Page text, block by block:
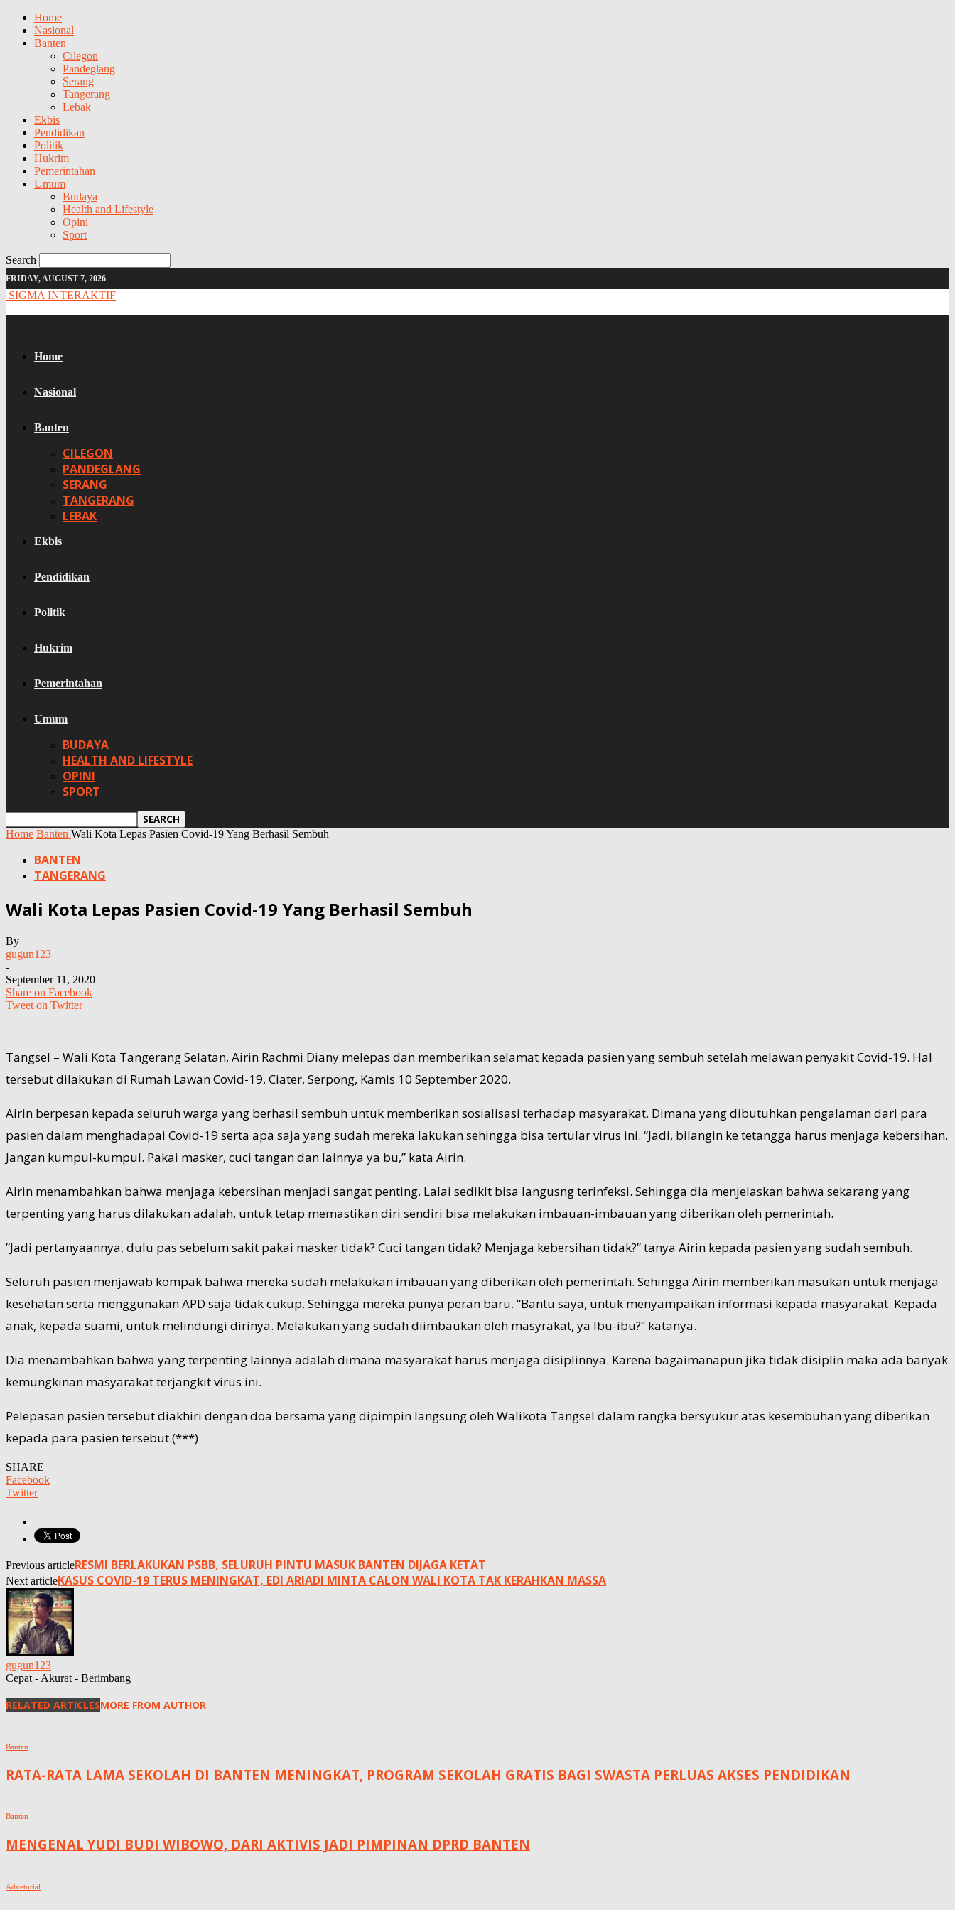
Home
Nasional
Banten
Cilegon
Pandeglang
Serang
Tangerang
Lebak
Ekbis
Pendidikan
Politik
Hukrim
Pemerintahan
Umum
Budaya
Health and Lifestyle
Opini
Sport
Search
FRIDAY, AUGUST 7, 2026
SIGMA INTERAKTIF
Home
Nasional
Banten
CILEGON
PANDEGLANG
SERANG
TANGERANG
LEBAK
Ekbis
Pendidikan
Politik
Hukrim
Pemerintahan
Umum
BUDAYA
HEALTH AND LIFESTYLE
OPINI
SPORT
Home Banten Wali Kota Lepas Pasien Covid-19 Yang Berhasil Sembuh
BANTEN
TANGERANG
Wali Kota Lepas Pasien Covid-19 Yang Berhasil Sembuh
By
gugun123
-
September 11, 2020
Share on Facebook
Tweet on Twitter
Tangsel – Wali Kota Tangerang Selatan, Airin Rachmi Diany melepas dan memberikan selamat kepada pasien yang sembuh setelah melawan penyakit Covid-19. Hal
tersebut dilakukan di Rumah Lawan Covid-19, Ciater, Serpong, Kamis 10 September 2020.
Airin berpesan kepada seluruh warga yang berhasil sembuh untuk memberikan sosialisasi terhadap masyarakat. Dimana yang dibutuhkan pengalaman dari para
pasien dalam menghadapai Covid-19 serta apa saja yang sudah mereka lakukan sehingga bisa tertular virus ini. “Jadi, bilangin ke tetangga harus menjaga kebersihan.
Jangan kumpul-kumpul. Pakai masker, cuci tangan dan lainnya ya bu,” kata Airin.
Airin menambahkan bahwa menjaga kebersihan menjadi sangat penting. Lalai sedikit bisa langusng terinfeksi. Sehingga dia menjelaskan bahwa sekarang yang
terpenting yang harus dilakukan adalah, untuk tetap memastikan diri sendiri bisa melakukan imbauan-imbauan yang diberikan oleh pemerintah.
”Jadi pertanyaannya, dulu pas sebelum sakit pakai masker tidak? Cuci tangan tidak? Menjaga kebersihan tidak?” tanya Airin kepada pasien yang sudah sembuh.
Seluruh pasien menjawab kompak bahwa mereka sudah melakukan imbauan yang diberikan oleh pemerintah. Sehingga Airin memberikan masukan untuk menjaga
kesehatan serta menggunakan APD saja tidak cukup. Sehingga mereka punya peran baru. “Bantu saya, untuk menyampaikan informasi kepada masyarakat. Kepada
anak, kepada suami, untuk melindungi dirinya. Melakukan yang sudah diimbaukan oleh masyrakat, ya Ibu-ibu?” katanya.
Dia menambahkan bahwa yang terpenting lainnya adalah dimana masyarakat harus menjaga disiplinnya. Karena bagaimanapun jika tidak disiplin maka ada banyak
kemungkinan masyarakat terjangkit virus ini.
Pelepasan pasien tersebut diakhiri dengan doa bersama yang dipimpin langsung oleh Walikota Tangsel dalam rangka bersyukur atas kesembuhan yang diberikan
kepada para pasien tersebut.(***)
SHARE
Facebook
Twitter
Previous articleRESMI BERLAKUKAN PSBB, SELURUH PINTU MASUK BANTEN DIJAGA KETAT
Next articleKASUS COVID-19 TERUS MENINGKAT, EDI ARIADI MINTA CALON WALI KOTA TAK KERAHKAN MASSA
gugun123
Cepat - Akurat - Berimbang
RELATED ARTICLESMORE FROM AUTHOR
Banten
RATA-RATA LAMA SEKOLAH DI BANTEN MENINGKAT, ‎PROGRAM SEKOLAH GRATIS BAGI SWASTA PERLUAS AKSES PENDIDIKAN ‎ ‎
Banten
MENGENAL YUDI BUDI WIBOWO, DARI AKTIVIS JADI PIMPINAN DPRD BANTEN
Advetorial